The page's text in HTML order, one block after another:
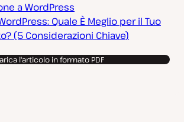
a WordPress
Quale È Meglio per il Tuo
(5 Considerazioni Chiave)
l'articolo in formato PDF